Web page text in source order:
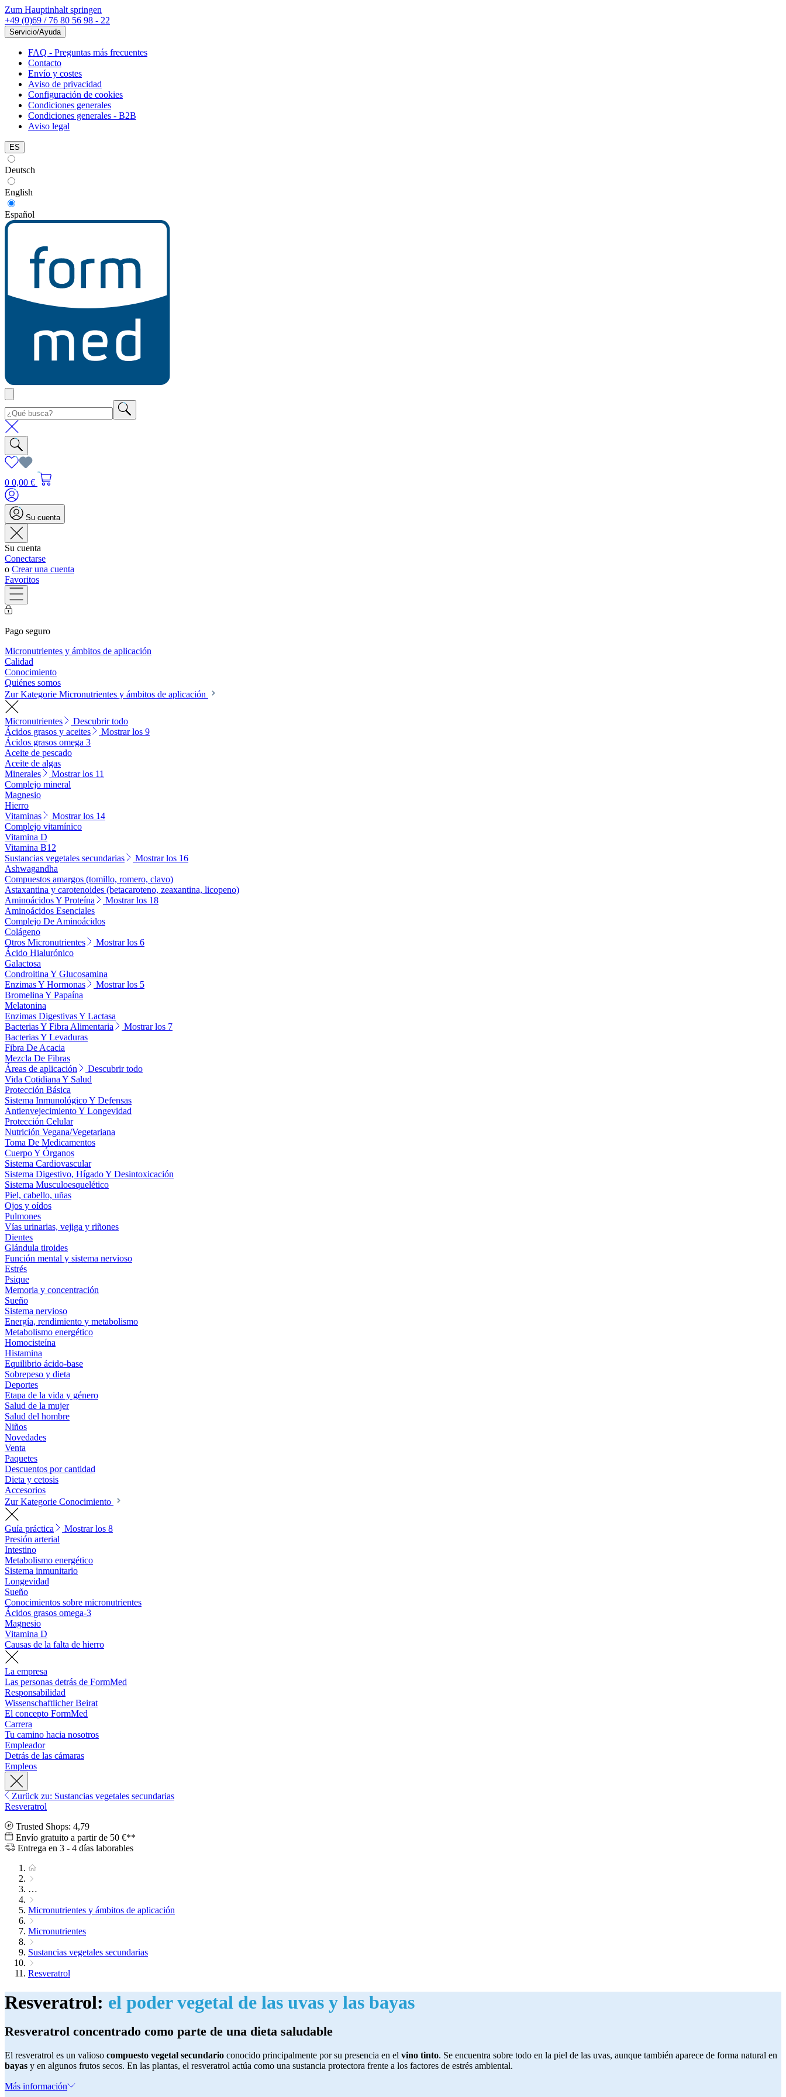
Zum Hauptinhalt springen
+49 (0)69 / 76 80 56 98 - 22
Servicio/Ayuda
FAQ - Preguntas más frecuentes
Contacto
Envío y costes
Aviso de privacidad
Configuración de cookies
Condiciones generales
Condiciones generales - B2B
Aviso legal
ES
Deutsch
English
Español
0 0,00 €
Su cuenta
Su cuenta
Conectarse
o Crear una cuenta
Favoritos
Pago seguro
Micronutrientes y ámbitos de aplicación
Calidad
Conocimiento
Quiénes somos
Zur Kategorie Micronutrientes y ámbitos de aplicación
Micronutrientes
Descubrir todo
Ácidos grasos y aceites
Mostrar los 9
Ácidos grasos omega 3
Aceite de pescado
Aceite de algas
Minerales
Mostrar los 11
Complejo mineral
Magnesio
Hierro
Vitaminas
Mostrar los 14
Complejo vitamínico
Vitamina D
Vitamina B12
Sustancias vegetales secundarias
Mostrar los 16
Ashwagandha
Compuestos amargos (tomillo, romero, clavo)
Astaxantina y carotenoides (betacaroteno, zeaxantina, licopeno)
Aminoácidos Y Proteína
Mostrar los 18
Aminoácidos Esenciales
Complejo De Aminoácidos
Colágeno
Otros Micronutrientes
Mostrar los 6
Ácido Hialurónico
Galactosa
Condroitina Y Glucosamina
Enzimas Y Hormonas
Mostrar los 5
Bromelina Y Papaína
Melatonina
Enzimas Digestivas Y Lactasa
Bacterias Y Fibra Alimentaria
Mostrar los 7
Bacterias Y Levaduras
Fibra De Acacia
Mezcla De Fibras
Áreas de aplicación
Descubrir todo
Vida Cotidiana Y Salud
Protección Básica
Sistema Inmunológico Y Defensas
Antienvejecimiento Y Longevidad
Protección Celular
Nutrición Vegana/Vegetariana
Toma De Medicamentos
Cuerpo Y Órganos
Sistema Cardiovascular
Sistema Digestivo, Hígado Y Desintoxicación
Sistema Musculoesquelético
Piel, cabello, uñas
Ojos y oídos
Pulmones
Vías urinarias, vejiga y riñones
Dientes
Glándula tiroides
Función mental y sistema nervioso
Estrés
Psique
Memoria y concentración
Sueño
Sistema nervioso
Energía, rendimiento y metabolismo
Metabolismo energético
Homocisteína
Histamina
Equilibrio ácido-base
Sobrepeso y dieta
Deportes
Etapa de la vida y género
Salud de la mujer
Salud del hombre
Niños
Novedades
Venta
Paquetes
Descuentos por cantidad
Dieta y cetosis
Accesorios
Zur Kategorie Conocimiento
Guía práctica
Mostrar los 8
Presión arterial
Intestino
Metabolismo energético
Sistema inmunitario
Longevidad
Sueño
Conocimientos sobre micronutrientes
Ácidos grasos omega-3
Magnesio
Vitamina D
Causas de la falta de hierro
La empresa
Las personas detrás de FormMed
Responsabilidad
Wissenschaftlicher Beirat
El concepto FormMed
Carrera
Tu camino hacia nosotros
Empleador
Detrás de las cámaras
Empleos
Zurück zu: Sustancias vegetales secundarias
Resveratrol
Trusted Shops: 4,79
Envío gratuito a partir de 50 €**
Entrega en 3 - 4 días laborables
…
Micronutrientes y ámbitos de aplicación
Micronutrientes
Sustancias vegetales secundarias
Resveratrol
Resveratrol: el poder vegetal de las uvas y las bayas
Resveratrol concentrado como parte de una dieta saludable
El resveratrol es un valioso compuesto vegetal secundario conocido principalmente por su presencia en el vino tinto. Se encuentra sobre todo en la piel de las uvas, aunque también aparece de forma natural en
bayas y en algunos frutos secos. En las plantas, el resveratrol actúa como una sustancia protectora frente a los factores de estrés ambiental.
Más información